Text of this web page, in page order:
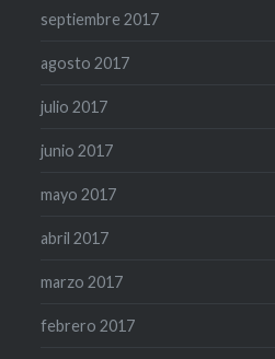
septiembre 2017
agosto 2017
julio 2017
junio 2017
mayo 2017
abril 2017
marzo 2017
febrero 2017